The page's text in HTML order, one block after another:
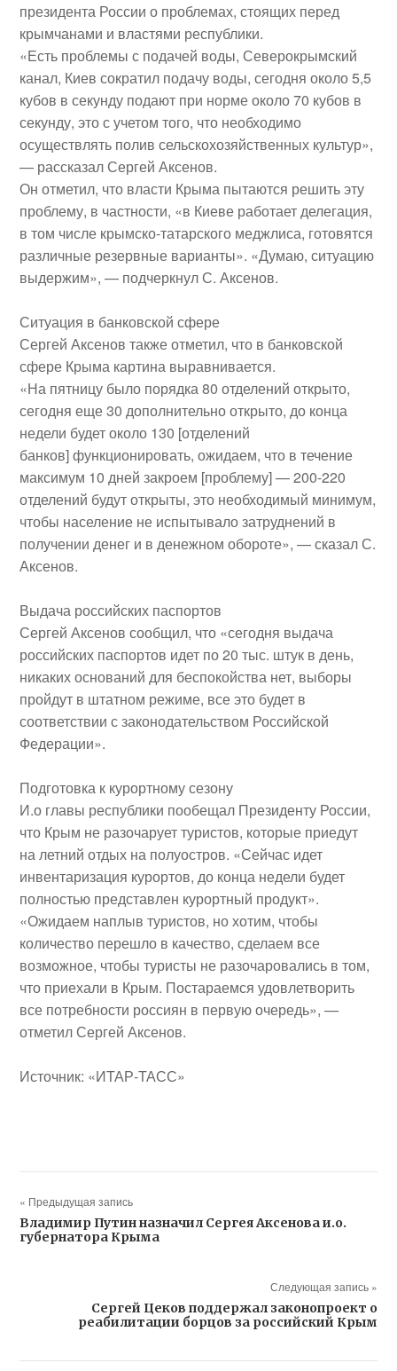
президента России о проблемах, стоящих перед
крымчанами и властями республики.
«Есть проблемы с подачей воды, Северокрымский
канал, Киев сократил подачу воды, сегодня около 5,5
кубов в секунду подают при норме около 70 кубов в
секунду, это с учетом того, что необходимо
осуществлять полив сельскохозяйственных культур»,
— рассказал Сергей Аксенов.
Он отметил, что власти Крыма пытаются решить эту
проблему, в частности, «в Киеве работает делегация,
в том числе крымско-татарского меджлиса, готовятся
различные резервные варианты». «Думаю, ситуацию
выдержим», — подчеркнул С. Аксенов.
Ситуация в банковской сфере
Сергей Аксенов также отметил, что в банковской
сфере Крыма картина выравнивается.
«На пятницу было порядка 80 отделений открыто,
сегодня еще 30 дополнительно открыто, до конца
недели будет около 130 [отделений
банков] функционировать, ожидаем, что в течение
максимум 10 дней закроем [проблему] — 200-220
отделений будут открыты, это необходимый минимум,
чтобы население не испытывало затруднений в
получении денег и в денежном обороте», — сказал С.
Аксенов.
Выдача российских паспортов
Сергей Аксенов сообщил, что «сегодня выдача
российских паспортов идет по 20 тыс. штук в день,
никаких оснований для беспокойства нет, выборы
пройдут в штатном режиме, все это будет в
соответствии с законодательством Российской
Федерации».
Подготовка к курортному сезону
И.о главы республики пообещал Президенту России,
что Крым не разочарует туристов, которые приедут
на летний отдых на полуостров. «Сейчас идет
инвентаризация курортов, до конца недели будет
полностью представлен курортный продукт».
«Ожидаем наплыв туристов, но хотим, чтобы
количество перешло в качество, сделаем все
возможное, чтобы туристы не разочаровались в том,
что приехали в Крым. Постараемся удовлетворить
все потребности россиян в первую очередь», —
отметил Сергей Аксенов.
Источник: «ИТАР-ТАСС»
« Предыдущая запись
Владимир Путин назначил Сергея Аксенова и.о.
губернатора Крыма
Следующая запись »
Сергей Цеков поддержал законопроект о
реабилитации борцов за российский Крым